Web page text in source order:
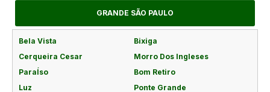
GRANDE SÃO PAULO
Bela Vista
Bixiga
Cerqueira Cesar
Morro Dos Ingleses
ParaÍso
Bom Retiro
Luz
Ponte Grande